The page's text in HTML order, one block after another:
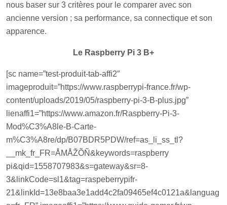
nous baser sur 3 critères pour le comparer avec son
ancienne version ; sa performance, sa connectique et son
apparence.
Le Raspberry Pi 3 B+
[sc name=”test-produit-tab-affi2″
imageproduit=”https://www.raspberrypi-france.fr/wp-
content/uploads/2019/05/raspberry-pi-3-B-plus.jpg”
lienaffi1=”https://www.amazon.fr/Raspberry-Pi-3-
Mod%C3%A8le-B-Carte-
m%C3%A8re/dp/B07BDR5PDW/ref=as_li_ss_tl?
__mk_fr_FR=ÅMÅŽÕÑ&keywords=raspberry
pi&qid=1558707983&s=gateway&sr=8-
3&linkCode=sl1&tag=raspeberrypifr-
21&linkId=13e8baa3e1add4c2fa09465ef4c0121a&languag